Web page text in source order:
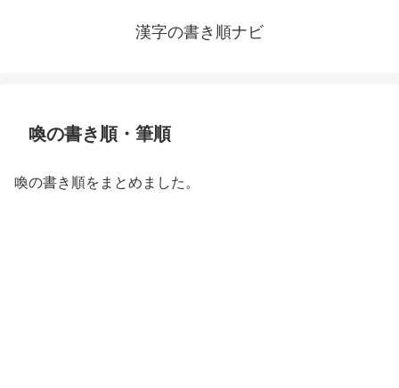
漢字の書き順ナビ
喚の書き順・筆順
喚の書き順をまとめました。